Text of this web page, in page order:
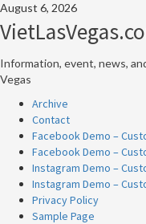
Skip
to
content
August 6, 2026
Information, event, news,
Vegas
Primary
Menu
Archive
Contact
Facebook Demo –
Facebook Demo –
Instagram Demo –
Instagram Demo –
Privacy Policy
Sample Page